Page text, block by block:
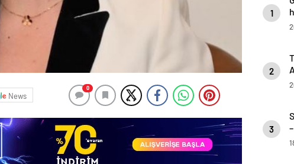
News
0
1
2
3